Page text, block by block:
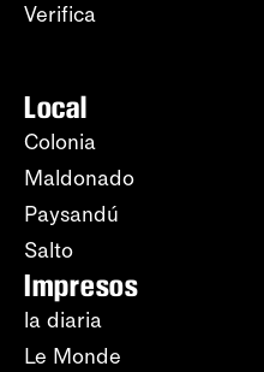
Verifica
Local
Colonia
Maldonado
Paysandú
Salto
Impresos
la diaria
Le Monde